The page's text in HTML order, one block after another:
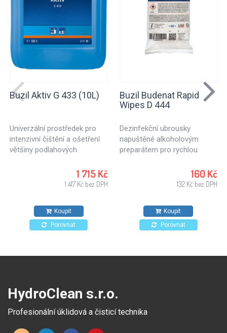
Buzil Aktiv G 433 (10L)
Univerzální prostředek pro
intenzivní čištění a ošetření
většiny podlahových
1 715 Kč
1 417 Kč bez DPH
Koupit
Porovnat
Buzil Budenat Rapid
Wipes D 444
Dezinfekční ubrousky
napuštěné alkoholovým
preparátem pro rychlou
utěrky vhodné pro použití v
potravinářském průmyslu,
povrchů odolných proti
působení alkoholů.
160 Kč
132 Kč bez DPH
Koupit
Porovnat
HydroClean s.r.o.
Profesionální úklidová a čisticí technika